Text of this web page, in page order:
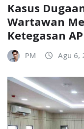
Kasus
Wartawan
Ketegasan
PM Agu 6,